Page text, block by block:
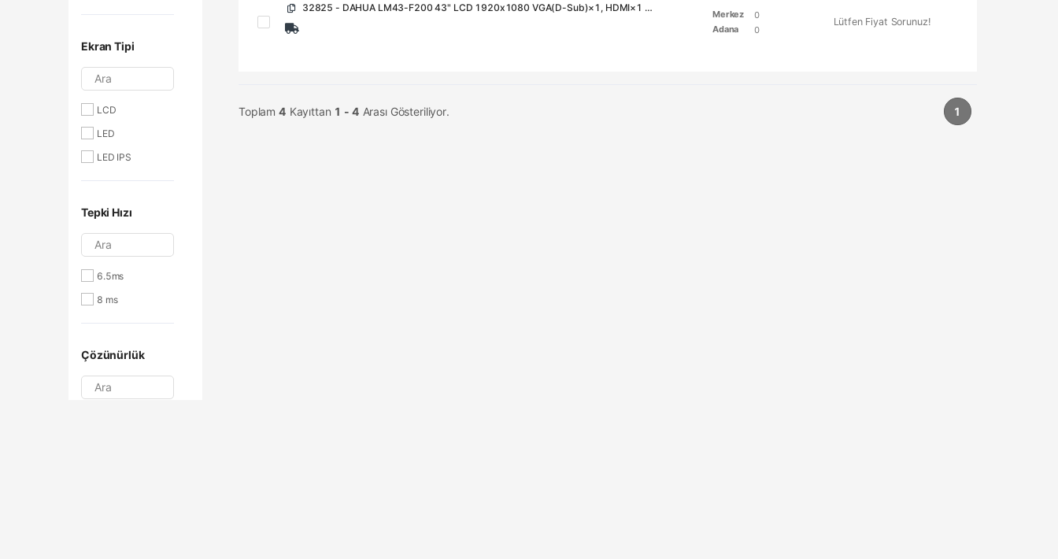
Ekran Tipi
Ara
LCD
LED
LED IPS
Tepki Hızı
Ara
6.5ms
8 ms
Çözünürlük
Ara
32825 - DAHUA LM43-F200 43" LCD 1920x1080 VGA(D-Sub)×1, HDMI×1 Güvenlik Monitörü
Merkez
0
Adana
0
Lütfen Fiyat Sorunuz!
Toplam 4 Kayıttan 1 - 4 Arası Gösteriliyor. 1